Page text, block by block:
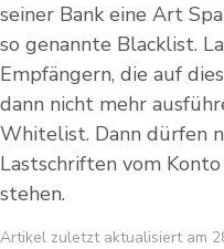
seiner Bank eine Art
so genannte Blacklist.
Empfängern, die auf
dann nicht mehr
Whitelist. Dann dürfen
Lastschriften vom
stehen.
Artikel zuletzt aktualisiert am